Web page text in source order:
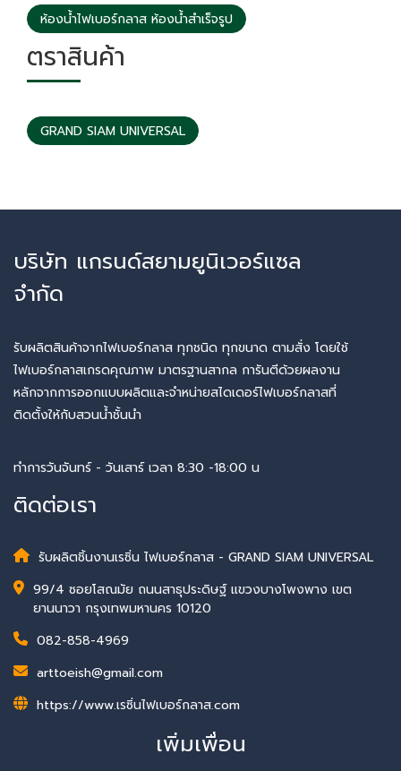
ห้องน้ำไฟเบอร์กลาส ห้องน้ำสำเร็จรูป
ตราสินค้า
GRAND SIAM UNIVERSAL
บริษัท แกรนด์สยามยูนิเวอร์แซล
จำกัด
รับผลิตสินค้าจากไฟเบอร์กลาส ทุกชนิด ทุกขนาด ตามสั่ง โดยใช้
ไฟเบอร์กลาสเกรดคุณภาพ มาตรฐานสากล การันตีด้วยผลงาน
หลักจากการออกแบบผลิตและจำหน่ายสไดเดอร์ไฟเบอร์กลาสที่
ติดตั้งให้กับสวนน้ำชั้นนำ
ทำการวันจันทร์ - วันเสาร์ เวลา 8:30 -18:00 น
ติดต่อเรา
รับผลิตชิ้นงานเรซิ่น ไฟเบอร์กลาส - GRAND SIAM UNIVERSAL
99/4 ซอยโสณมัย ถนนสาธุประดิษฐ์ แขวงบางโพงพาง เขต
ยานนาวา กรุงเทพมหานคร 10120
082-858-4969
arttoeish@gmail.com
https://www.เรซิ่นไฟเบอร์กลาส.com
เพิ่มเพื่อน